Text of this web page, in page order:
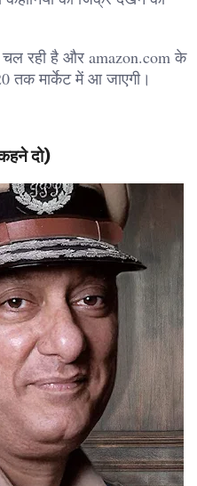
चल रही है और amazon.com के
तक मार्केट में आ जाएगी।
दो)